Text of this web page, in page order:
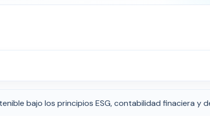
bajo los principios ESG, contabilidad finaciera y